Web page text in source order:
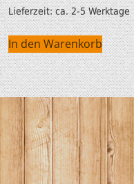
Lieferzeit:ca. 2-5 Werktage
In den Warenkorb